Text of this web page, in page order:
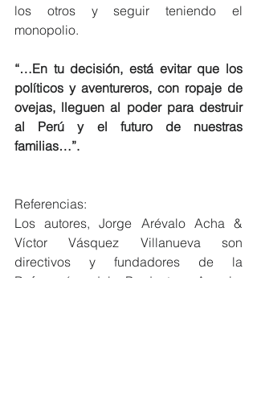
los otros y seguir teniendo el
monopolio.
“…En tu decisión, está evitar que los
políticos y aventureros, con ropaje de
ovejas, lleguen al poder para destruir
al Perú y el futuro de nuestras
familias…”.
Referencias:
Los autores, Jorge Arévalo Acha &
Víctor Vásquez Villanueva son
directivos y fundadores de la
Defensoría del Productor Agrario.